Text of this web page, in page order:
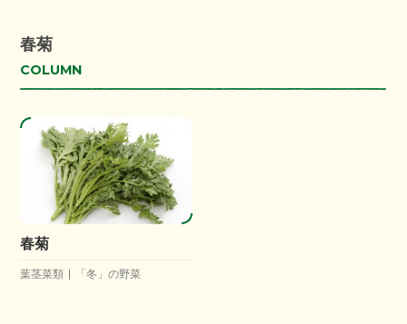
春菊
COLUMN
春菊
葉茎菜類 「冬」の野菜